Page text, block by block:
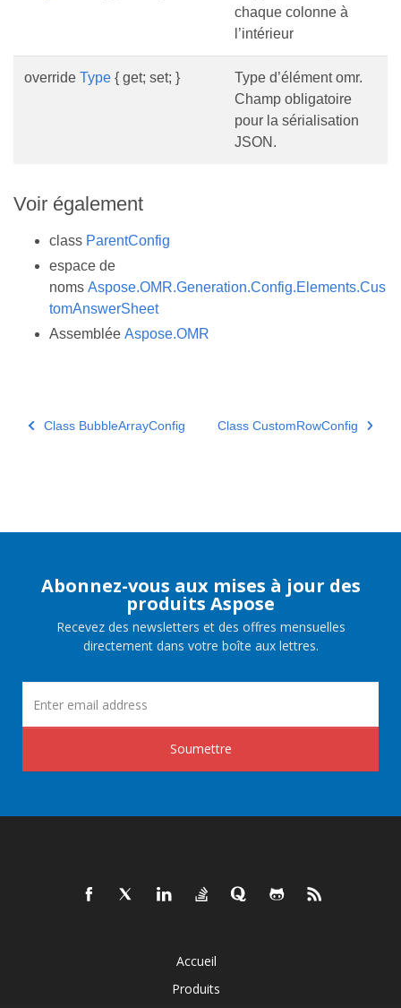
chaque colonne à
l’intérieur
override Type { get; set; }
Type d’élément omr.
Champ obligatoire
pour la sérialisation
JSON.
Voir également
class ParentConfig
espace de
noms Aspose.OMR.Generation.Config.Elements.Cus
tomAnswerSheet
Assemblée Aspose.OMR
Class BubbleArrayConfig Class CustomRowConfig
Abonnez-vous aux mises à jour des
produits Aspose
Recevez des newsletters et des offres mensuelles
directement dans votre boîte aux lettres.
Soumettre
Accueil
Produits